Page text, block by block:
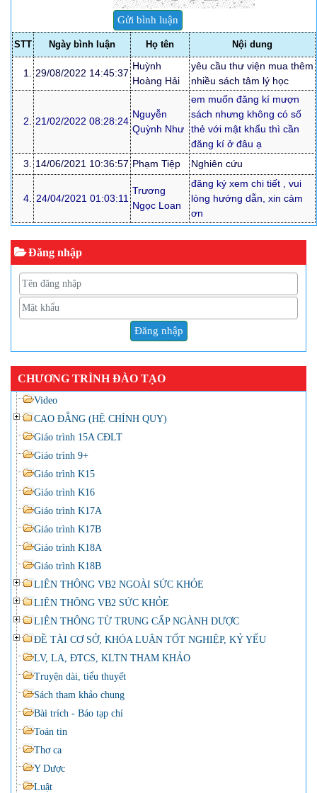
STT Ngày bình luận Họ tên Nội dung
1. 29/08/2022 14:45:37
Huỳnh
Hoàng Hải
yêu cầu thư viện mua thêm
nhiều sách tâm lý học
2. 21/02/2022 08:28:24
Nguyễn
Quỳnh Như
em muốn đăng kí mượn
sách nhưng không có số
thẻ với mật khẩu thì cần
đăng kí ở đâu ạ
3.
14/06/2021 10:36:57 Phạm Tiệp Nghiên cứu
4. 24/04/2021 01:03:11
Trương
Ngọc Loan
đăng ký xem chi tiết , vui
lòng hướng dẫn, xin cảm
ơn
Đăng nhập
Đăng nhập
CHƯƠNG TRÌNH ĐÀO TẠO
Video
CAO ĐẲNG (HỆ CHÍNH QUY)
Giáo trình 15A CĐLT
Giáo trình 9+
Giáo trình K15
Giáo trình K16
Giáo trình K17A
Giáo trình K17B
Giáo trình K18A
Giáo trình K18B
LIÊN THÔNG VB2 NGOÀI SỨC KHỎE
LIÊN THÔNG VB2 SỨC KHỎE
LIÊN THÔNG TỪ TRUNG CẤP NGÀNH DƯỢC
ĐỀ TÀI CƠ SỞ, KHÓA LUẬN TỐT NGHIỆP, KỶ YẾU
LV, LA, ĐTCS, KLTN THAM KHẢO
Truyện dài, tiểu thuyết
Sách tham khảo chung
Bài trích - Báo tạp chí
Toán tin
Thơ ca
Y Dược
Luật